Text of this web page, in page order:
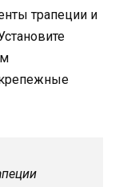
трапеции и
крепежные